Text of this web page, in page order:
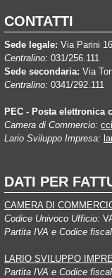
CONTATTI
Sede legale: Via Parini
Centralino: 031/256.111
Sede secondaria: Via
Centralino: 0341/292.111
PEC - Posta elettronica
Camera di Commercio:
Lario Sviluppo Impresa:
DATI PER
CAMERA DI
Codice Univoco Ufficio:
Partita IVA e Codice
LARIO SVILUPPO
Partita IVA e Codice